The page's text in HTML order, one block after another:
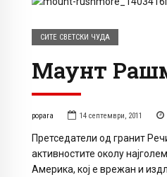
СИТЕ СВЕТСКИ ЧУДА
Маунт
popara 14 септември, 2011
Претседатели од гранит
активностите околу
Америка, кој е врежан и